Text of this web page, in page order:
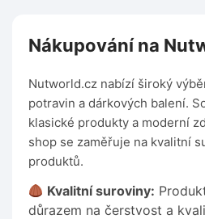
Nákupování na
Nutworld.cz nabízí široký
potravin a dárkových balení.
klasické produkty a moderní
shop se zaměřuje na kvalitní
produktů.
Kvalitní suroviny:
důrazem na čerstvost a